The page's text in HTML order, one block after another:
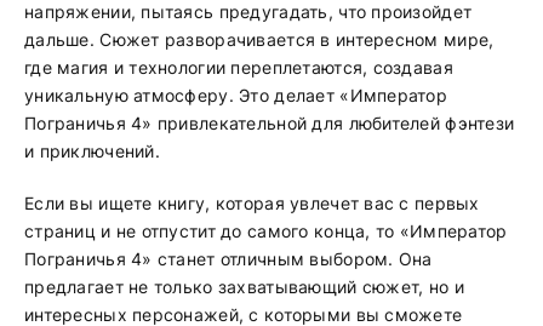
напряжении, пытаясь предугадать, что произойдет
дальше. Сюжет разворачивается в интересном мире,
где магия и технологии переплетаются, создавая
уникальную атмосферу. Это делает «Император
Пограничья 4» привлекательной для любителей фэнтези
и приключений.
Если вы ищете книгу, которая увлечет вас с первых
страниц и не отпустит до самого конца, то «Император
Пограничья 4» станет отличным выбором. Она
предлагает не только захватывающий сюжет, но и
интересных персонажей, с которыми вы сможете